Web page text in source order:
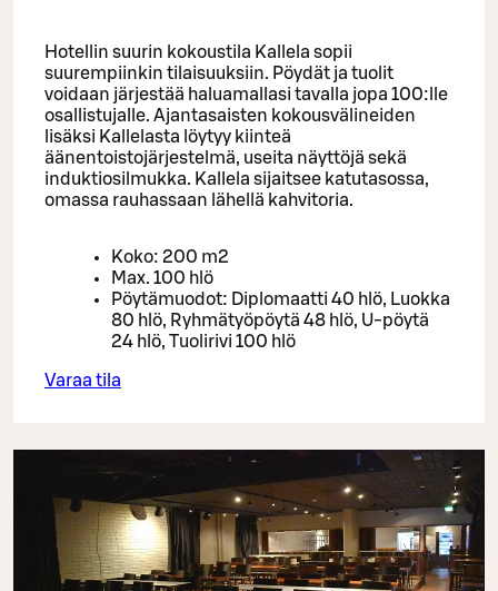
Hotellin suurin kokoustila Kallela sopii
suurempiinkin tilaisuuksiin. Pöydät ja tuolit
voidaan järjestää haluamallasi tavalla jopa 100:lle
osallistujalle. Ajantasaisten kokousvälineiden
lisäksi Kallelasta löytyy kiinteä
äänentoistojärjestelmä, useita näyttöjä sekä
induktiosilmukka. Kallela sijaitsee katutasossa,
omassa rauhassaan lähellä kahvitoria.
Koko: 200 m2
Max. 100 hlö
Pöytämuodot: Diplomaatti 40 hlö, Luokka
80 hlö, Ryhmätyöpöytä 48 hlö, U-pöytä
24 hlö, Tuolirivi 100 hlö
Varaa tila